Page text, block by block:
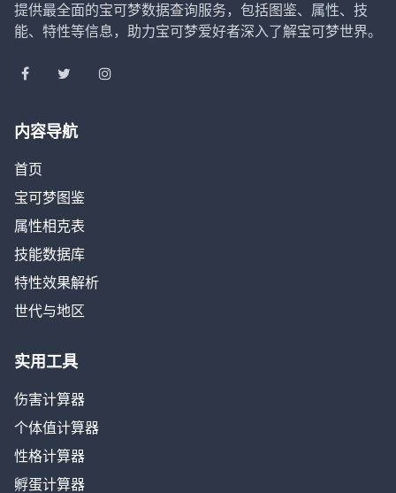
提供最全面的宝可梦数据查询服务，包括图鉴、属性、技
能、特性等信息，助力宝可梦爱好者深入了解宝可梦世界。
内容导航
首页
宝可梦图鉴
属性相克表
技能数据库
特性效果解析
世代与地区
实用工具
伤害计算器
个体值计算器
性格计算器
孵蛋计算器